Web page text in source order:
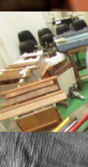
Assessoria
performance
.